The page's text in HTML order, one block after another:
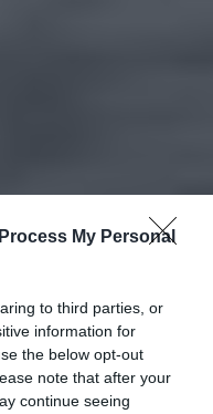
My Personal
to third parties, or
information for
the below opt-out
note that after your
continue seeing